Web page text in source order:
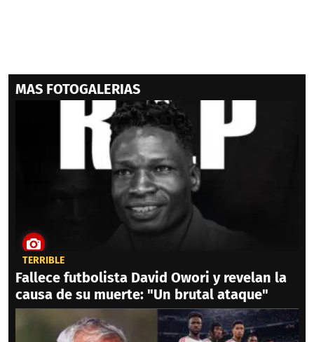
MAS FOTOGALERIAS
TERRIBLE
Fallece futbolista David Owori y revelan la
causa de su muerte: "Un brutal ataque"